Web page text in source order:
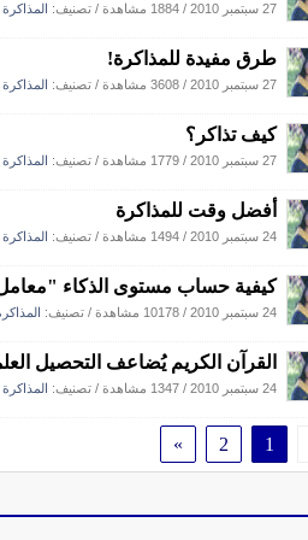
27 سبتمبر 2010 / 1884 مشاهدة / تصنيف:
طرق مفيدة للمذاكرة!
27 سبتمبر 2010 / 3608 مشاهدة / تصنيف:
كيف تذاكر؟
27 سبتمبر 2010 / 1779 مشاهدة / تصنيف:
أفضل وقت للمذاكرة
24 سبتمبر 2010 / 1494 مشاهدة / تصنيف:
كيفية حساب مستوى الذكاء "معامل
24 سبتمبر 2010 / 10178 مشاهدة / تصنيف:
القرآن الكريم يُضاعف التحصيل
24 سبتمبر 2010 / 1347 مشاهدة / تصنيف:
1
2
»